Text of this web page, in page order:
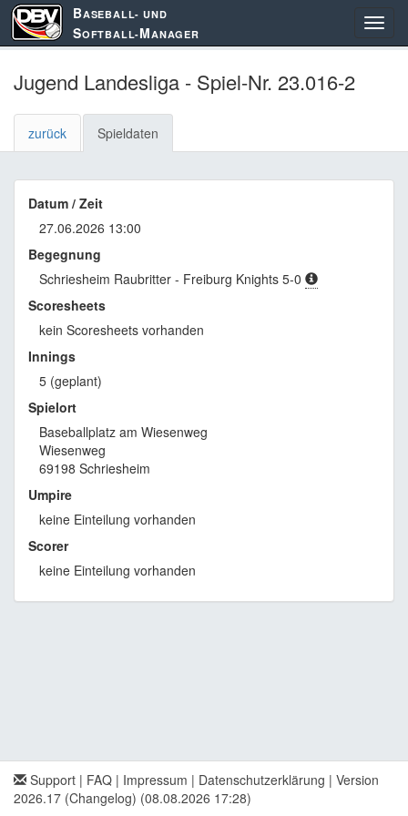
BASEBALL- UND
SOFTBALL-MANAGER
Jugend Landesliga - Spiel-Nr. 23.016-2
zurück Spieldaten
Datum / Zeit
27.06.2026 13:00
Begegnung
Schriesheim Raubritter - Freiburg Knights 5-0
Scoresheets
kein Scoresheets vorhanden
Innings
5 (geplant)
Spielort
Baseballplatz am Wiesenweg
Wiesenweg
69198 Schriesheim
Umpire
keine Einteilung vorhanden
Scorer
keine Einteilung vorhanden
Support | FAQ | Impressum | Datenschutzerklärung | Version
2026.17 (Changelog) (08.08.2026 17:28)